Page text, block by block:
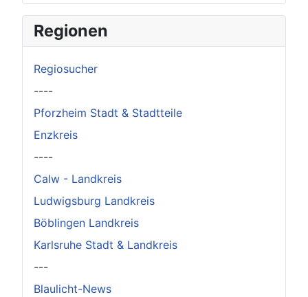
Original herunterladen
Regionen
Regiosucher
----
Pforzheim Stadt & Stadtteile
Enzkreis
----
Calw - Landkreis
Ludwigsburg Landkreis
Böblingen Landkreis
Karlsruhe Stadt & Landkreis
---
Blaulicht-News